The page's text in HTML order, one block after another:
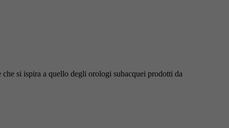
si ispira a quello degli orologi subacquei prodotti da